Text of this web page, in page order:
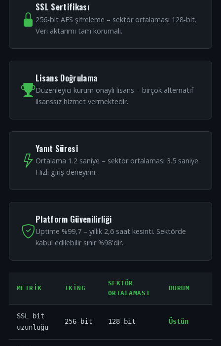
SSL Sertifikası
256-bit AES şifreleme – sektör ortalaması 128-bit.
Veri aktarımı tam korumalı.
Lisans Doğrulama
Düzenleyici kurum onaylı lisans – birçok alternatif
lisanssız hizmet vermektedir.
Yanıt Süresi
Ortalama 1.2 saniye – sektör ortalaması 3.5 saniye.
Hızlı giriş deneyimi.
Platform Güvenilirliği
Uptime %99,7 – yıllık 2,6 saat kesinti. Sektörde
kabul edilebilir sınır %98'dir.
METRIK 1KING
SEKTÖR
ORTALAMASI
DURUM
SSL bit
uzunluğu
256-bit 128-bit Üstün